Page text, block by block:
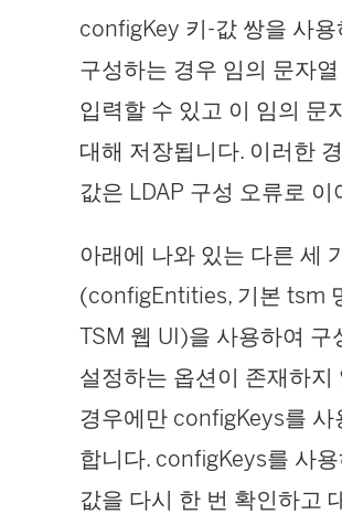
configKey 키-값 쌍을 사용
구성하는 경우 임의 문자
입력할 수 있고 이 임의 문
대해 저장됩니다. 이러한
값은 LDAP 구성 오류로 이
아래에 나와 있는 다른 세
(configEntities, 기본 tsm
TSM 웹 UI)을 사용하여 구
설정하는 옵션이 존재하지
경우에만 configKeys를 사
합니다. configKeys를 사
값을 다시 한 번 확인하고